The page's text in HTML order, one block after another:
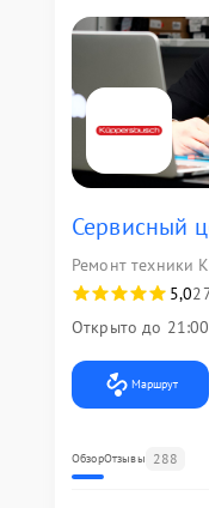
Сервисный
Ремонт техники
5,0
Открыто до 21:00
Маршрут
ОбзорОтзывы 288